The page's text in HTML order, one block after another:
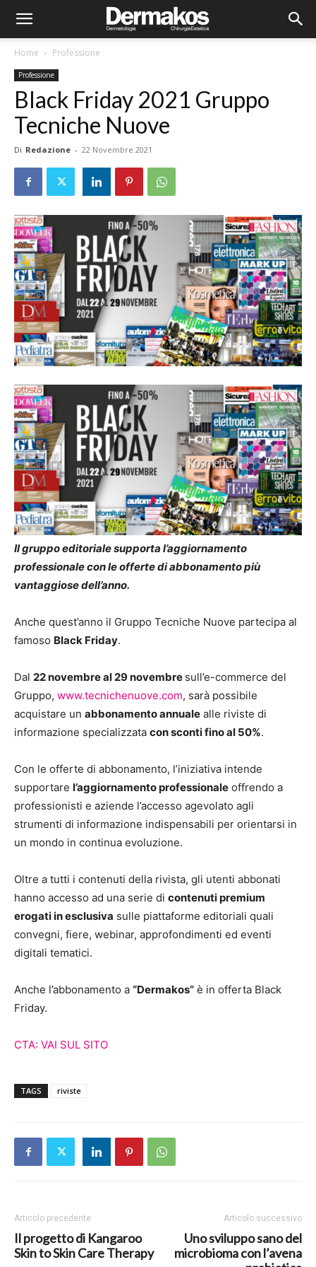
Home Professione
Professione
Black Friday 2021 Gruppo
Tecniche Nuove
Di Redazione - 22 Novembre 2021
Il gruppo editoriale supporta l’aggiornamento
professionale con le offerte di abbonamento più
vantaggiose dell’anno.
Anche quest’anno il Gruppo Tecniche Nuove partecipa al
famoso Black Friday.
Dal 22 novembre al 29 novembre sull’e-commerce del
Gruppo, www.tecnichenuove.com, sarà possibile
acquistare un abbonamento annuale alle riviste di
informazione specializzata con sconti fino al 50%.
Con le offerte di abbonamento, l’iniziativa intende
supportare l’aggiornamento professionale offrendo a
professionisti e aziende l’accesso agevolato agli
strumenti di informazione indispensabili per orientarsi in
un mondo in continua evoluzione.
Oltre a tutti i contenuti della rivista, gli utenti abbonati
hanno accesso ad una serie di contenuti premium
erogati in esclusiva sulle piattaforme editoriali quali
convegni, fiere, webinar, approfondimenti ed eventi
digitali tematici.
Anche l’abbonamento a “Dermakos” è in offerta Black
Friday.
CTA: VAI SUL SITO
TAGS riviste
Articolo precedente
Il progetto di Kangaroo
Skin to Skin Care Therapy
Articolo successivo
Uno sviluppo sano del
microbioma con l’avena